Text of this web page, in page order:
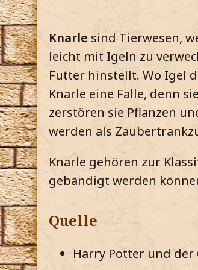
Knarle sind Tierwesen,
leicht mit Igeln zu
Futter hinstellt. Wo Igel
Knarle eine Falle, denn
zerstören sie Pflanzen
werden als
Knarle gehören zur
gebändigt werden
Quelle
Harry Potter und der